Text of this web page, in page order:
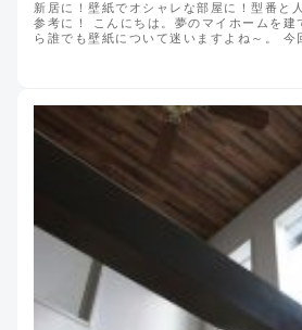
新居に！壁紙でオシャレな部屋に！型番と
参考に！ こんにちは。夢のマイホームを建
ら誰でも壁紙について迷いますよね～。